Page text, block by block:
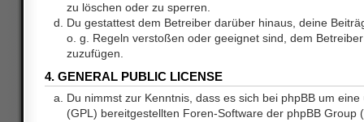
zu löschen oder zu sperren.
Du gestattest dem Betreiber darüber hinaus, deine
o. g. Regeln verstoßen oder geeignet sind, dem
zuzufügen.
4. GENERAL PUBLIC LICENSE
Du nimmst zur Kenntnis, dass es sich bei phpBB um
(GPL) bereitgestellten Foren-Software der phpBB Group